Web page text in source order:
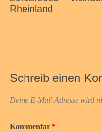
Rheinland
Schreib einen
Deine E-Mail-Adresse wird
Kommentar *